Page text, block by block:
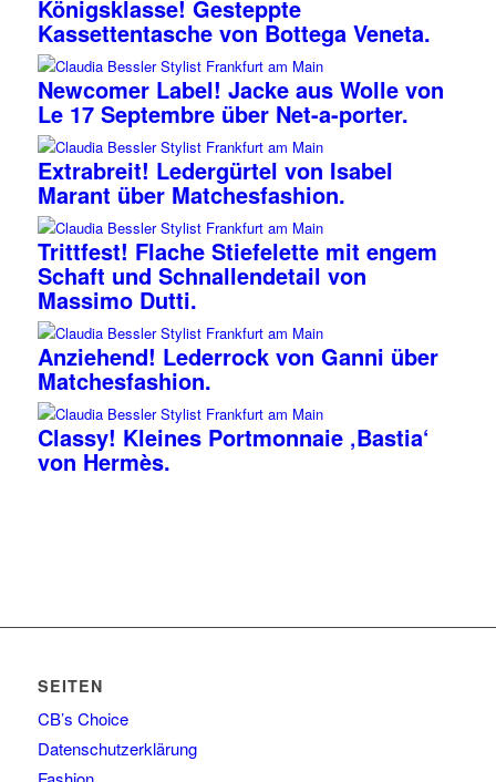
Königsklasse! Gesteppte
Kassettentasche von Bottega Veneta.
Newcomer Label! Jacke aus Wolle von
Le 17 Septembre über Net-a-porter.
Extrabreit! Ledergürtel von Isabel
Marant über Matchesfashion.
Trittfest! Flache Stiefelette mit engem
Schaft und Schnallendetail von
Massimo Dutti.
Anziehend! Lederrock von Ganni über
Matchesfashion.
Classy! Kleines Portmonnaie ‚Bastia‘
von Hermès.
SEITEN
CB’s Choice
Datenschutzerklärung